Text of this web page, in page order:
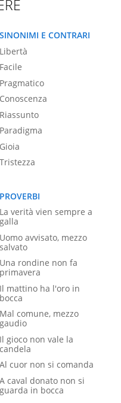
SINONIMI E CONTRARI
Libertà
Facile
Pragmatico
Conoscenza
Riassunto
Paradigma
Gioia
Tristezza
PROVERBI
La verità vien sempre a
galla
Uomo avvisato, mezzo
salvato
Una rondine non fa
primavera
Il mattino ha l'oro in
bocca
Mal comune, mezzo
gaudio
Il gioco non vale la
candela
Al cuor non si comanda
A caval donato non si
guarda in bocca